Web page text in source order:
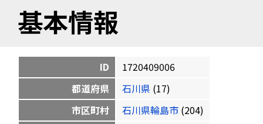
基本情報
ID
1720409006
都道府県
石川県 (17)
市区町村
石川県輪島市 (204)